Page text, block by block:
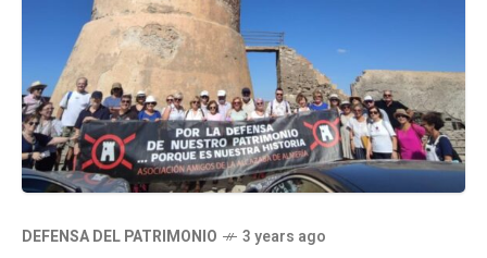
DEFENSA DEL PATRIMONIO 3 years ago